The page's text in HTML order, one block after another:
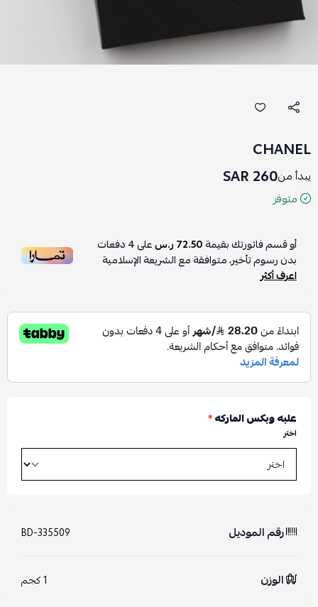
CHANEL
يبدأ من260 SAR
متوفر
أو قسم فاتورتك بقيمة72.50 ر.س على4دفعات
بدون رسوم تأخير، متوافقة مع الشريعة الإسلامية
اعرف أكثر
علبه وبكس الماركه*
اختر
رقم الموديل BD-335509
الوزن 1 كجم